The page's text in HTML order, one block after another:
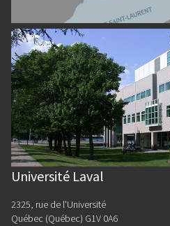
Université Laval
2325, rue de l'Université
Québec (Québec) G1V 0A6